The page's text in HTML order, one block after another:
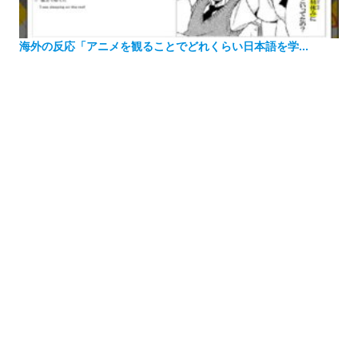
海外の反応「アニメを観ることでどれくらい日本語を学...